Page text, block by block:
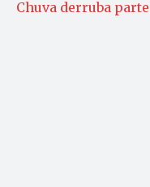
Chuva derruba